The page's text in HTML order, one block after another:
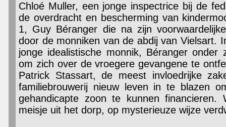
Chloé Muller, een jonge inspectrice bij de
de overdracht en bescherming van
1, Guy Béranger die na zijn
door de monniken van de abdij van Vielsart.
jonge idealistische monnik, Béranger
om zich over de vroegere gevangene te
Patrick Stassart, de meest invloedrijke
familiebrouwerij nieuw leven in te blazen
gehandicapte zoon te kunnen
meisje uit het dorp, op mysterieuze wijze